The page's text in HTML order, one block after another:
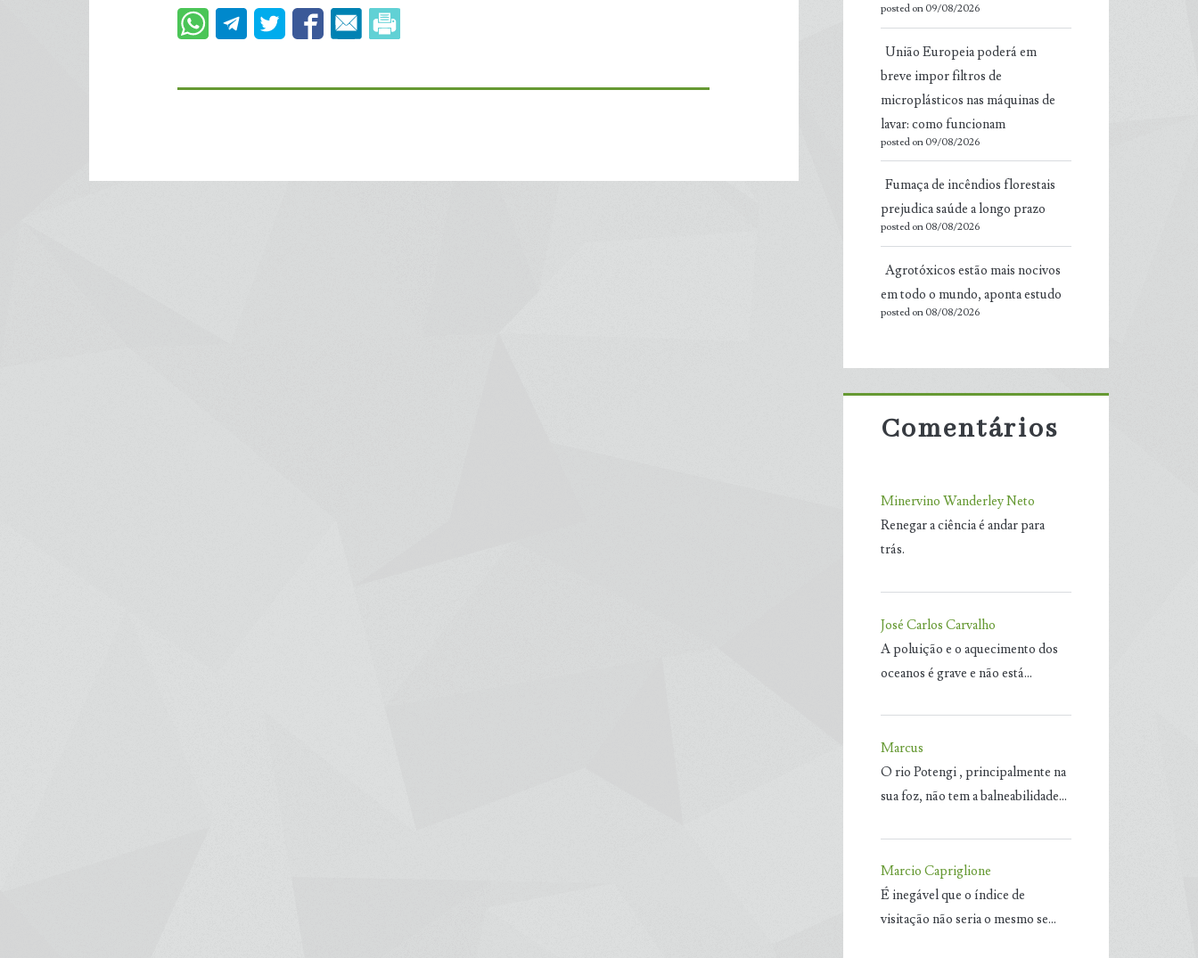
posted on 09/08/2026
União Europeia poderá em
breve impor filtros de
microplásticos nas máquinas de
lavar: como funcionam
posted on 09/08/2026
Fumaça de incêndios florestais
prejudica saúde a longo prazo
posted on 08/08/2026
Agrotóxicos estão mais nocivos
em todo o mundo, aponta estudo
posted on 08/08/2026
Comentários
Minervino Wanderley Neto
Renegar a ciência é andar para
trás.
José Carlos Carvalho
A poluição e o aquecimento dos
oceanos é grave e não está…
Marcus
O rio Potengi , principalmente na
sua foz, não tem a balneabilidade…
Marcio Capriglione
É inegável que o índice de
visitação não seria o mesmo se…